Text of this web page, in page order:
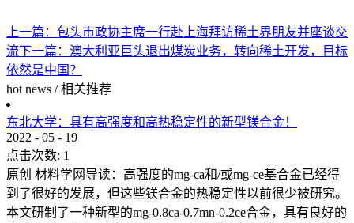
上一篇： 包头市政协主席一行赴上海拜访稀土界朋友并座谈交
流下一篇： 澳大利亚巨头退出煤炭业务，转向稀土开发，目标
依然是中国？
hot news / 相关推荐
东北大学：具有高强度和高热稳定性的新型镁合金！
2022 - 05 - 19
点击次数: 1
原创 材料学网导读：高强度的mg-ca和/或mg-ce基合金已经得
到了很好的发展，但这些镁合金的热稳定性以前很少被研究。
本文研制了一种新型的mg-0.8ca-0.7mn-0.2ce合金，具有良好的